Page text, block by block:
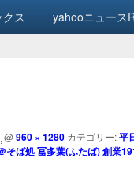
ス yahooニュース
@960 × 1280 カテゴリー:平
ば処 冨多葉(ふたば) 創業